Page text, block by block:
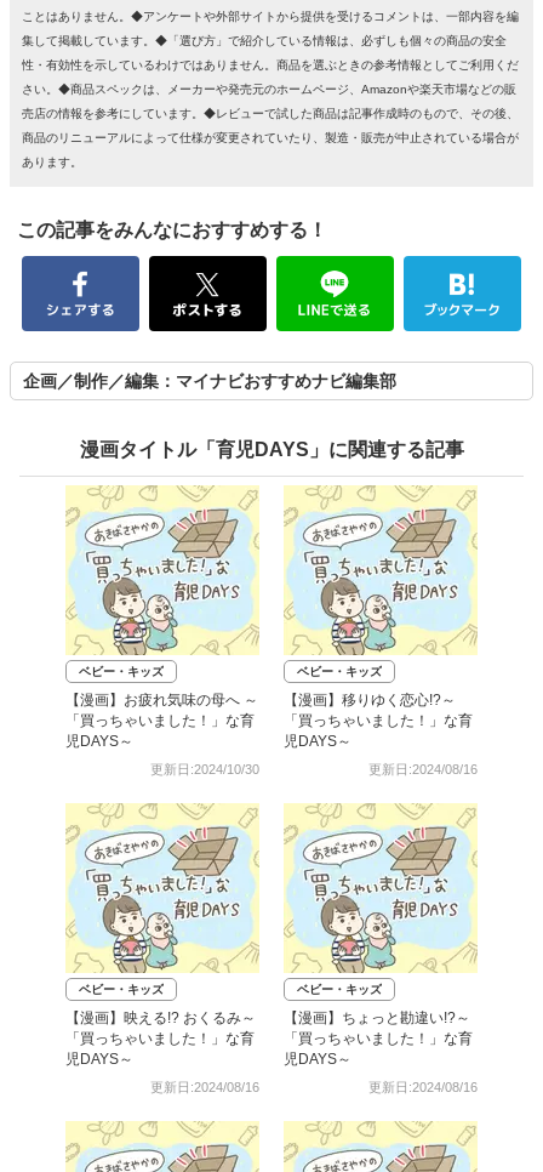
ことはありません。◆アンケートや外部サイトから提供を受けるコメントは、一部内容を編
集して掲載しています。◆「選び方」で紹介している情報は、必ずしも個々の商品の安全
性・有効性を示しているわけではありません。商品を選ぶときの参考情報としてご利用くだ
さい。◆商品スペックは、メーカーや発売元のホームページ、Amazonや楽天市場などの販
売店の情報を参考にしています。◆レビューで試した商品は記事作成時のもので、その後、
商品のリニューアルによって仕様が変更されていたり、製造・販売が中止されている場合が
あります。
この記事をみんなにおすすめする！
企画／制作／編集：マイナビおすすめナビ編集部
漫画タイトル「育児DAYS」に関連する記事
ベビー・キッズ
【漫画】お疲れ気味の母へ ～
「買っちゃいました！」な育
児DAYS～
更新日:2024/10/30
ベビー・キッズ
【漫画】移りゆく恋心!?～
「買っちゃいました！」な育
児DAYS～
更新日:2024/08/16
ベビー・キッズ
【漫画】映える!? おくるみ～
「買っちゃいました！」な育
児DAYS～
更新日:2024/08/16
ベビー・キッズ
【漫画】ちょっと勘違い!?～
「買っちゃいました！」な育
児DAYS～
更新日:2024/08/16